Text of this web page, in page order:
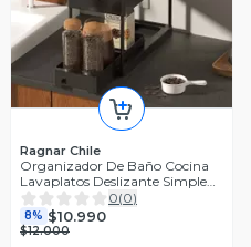
Ragnar Chile
Organizador De Baño Cocina
Lavaplatos Deslizante Simple
Negro
0(0)
8% $10.990
$12.000